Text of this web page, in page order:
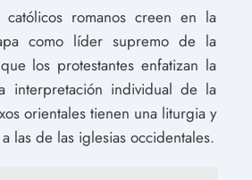
romanos creen en la
como líder supremo de la
los protestantes enfatizan la
interpretación individual de la
orientales tienen una liturgia y
las de las iglesias occidentales.